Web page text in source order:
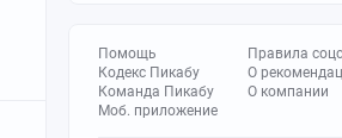
Помощь
Кодекс Пикабу
Команда Пикабу
Моб. приложение
Правила
О
О компании